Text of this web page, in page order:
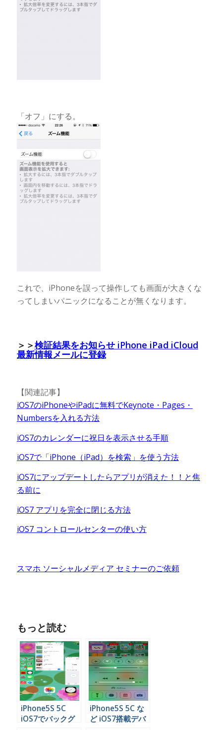
「オフ」にする。
これで、iPhoneを誤って操作しても画面が大きくな
ってしまいパニックになることが無くなります。
＞＞検証結果をお知らせ iPhone iPad iCloud
最新情報メールに登録
【関連記事】
iOS7のiPhoneやiPadに無料でKeynote・Pages・
Numbersを入れる方法
iOS7のカレンダーに祝日を表示させる手順
iOS7で「iPhone（iPad）を検索」を使う方法
iOS7にアップデートしたらアプリが消えた！！と焦
る前に
iOS7 アプリを完全に閉じる方法
iOS7 コントロールセンターの使い方
スマホ ソーシャルメディア セミナーのご依頼
もっと読む
iPhone5S 5C
iOS7でバックグ
iPhone5S 5C な
ど iOS7搭載デバ